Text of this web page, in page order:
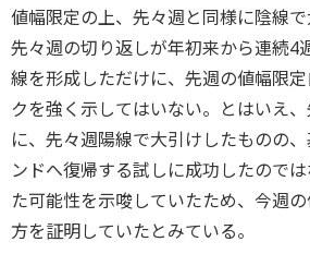
値幅限定の上、先々週と同様に陰線で
先々週の切り返しが年初来から連続4
線を形成しただけに、先週の値幅限
クを強く示してはいない。とはいえ
に、先々週陽線で大引けしたものの
ンドへ復帰する試しに成功したので
た可能性を示唆していたため、今週
方を証明していたとみている。